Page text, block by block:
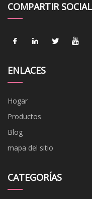
COMPARTIR SOCIAL
ENLACES
Hogar
Productos
Blog
mapa del sitio
CATEGORÍAS